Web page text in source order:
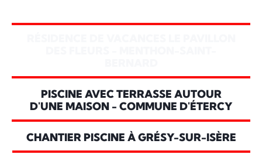
PISCINE AVEC TERRASSE AUTOUR
D'UNE MAISON - COMMUNE D'ÉTERCY
CHANTIER PISCINE À GRÉSY-SUR-ISÈRE